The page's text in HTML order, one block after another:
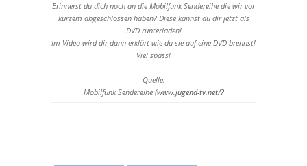
Erinnerst du dich noch an die Mobilfunk Sendereihe die wir vor
kurzem abgeschlossen haben? Diese kannst du dir jetzt als
DVD runterladen!
Im Video wird dir dann erklärt wie du sie auf eine DVD brennst!
Viel spass!
Quelle:
Mobilfunk Sendereihe (www.jugend-tv.net/?
a=showportal&blockkey=sendereihemobilfunk )